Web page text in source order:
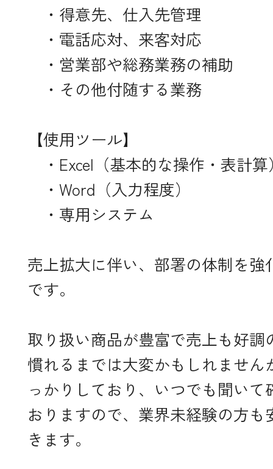
・得意先、仕入先管理
・電話応対、来客対応
・営業部や総務業務の補助
・その他付随する業務
【使用ツール】
・Excel（基本的な操作・表計算
・Word（入力程度）
・専用システム
売上拡大に伴い、部署の体制を
です。
取り扱い商品が豊富で売上も好
慣れるまでは大変かもしれませ
っかりしており、いつでも聞い
おりますので、業界未経験の方
きます。